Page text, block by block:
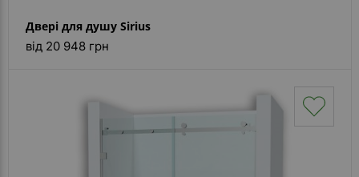
Двері для душу Sirius
від 20 948 грн